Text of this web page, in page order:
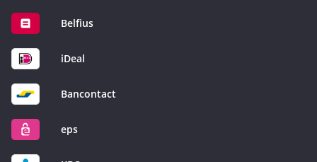
Belfius
iDeal
Bancontact
eps